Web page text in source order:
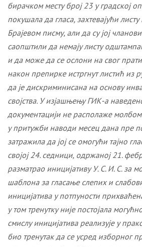
бирачком месту број 23 у градској
покушала да гласа, захтевајући
Брајевом писму, али да су јој
саопштили да немају листу
и да може да се ослони на свог
након препирке истргнут листић из
да је дискриминисана на основу
својства. У изјашњењу ГИК-а
документацији не располаже молбом
у притужби наводи месец дана пре
затражила да јој се омогући тајно
својој 24. седници, одржаној 21.
разматрао иницијативу У. С. И. С. за
шаблона за гласање слепих и
иницијатива у потпуности
у том тренутку није постојала
смислу иницијатива реализује у
био тренутак да се усред изборног